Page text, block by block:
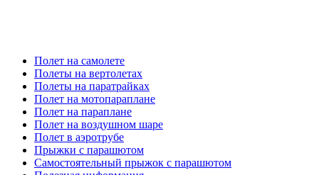
Полет на самолете
Полеты на вертолетах
Полеты на паратрайках
Полет на мотопараплане
Полет на параплане
Полет на воздушном шаре
Полет в аэротрубе
Прыжки с парашютом
Самостоятельный прыжок с парашютом